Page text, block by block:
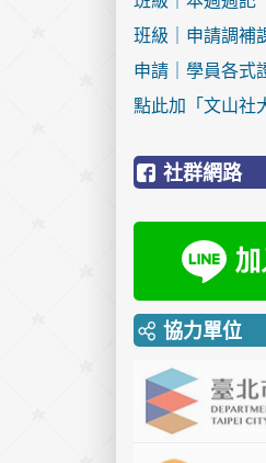
班級｜申請調補
申請｜學員各式
點此加「文山社
社群網路
協力單位